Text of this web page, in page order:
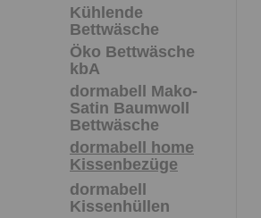
Kühlende
Bettwäsche
Öko Bettwäsche
kbA
dormabell Mako-
Satin Baumwoll
Bettwäsche
dormabell home
Kissenbezüge
dormabell
Kissenhüllen